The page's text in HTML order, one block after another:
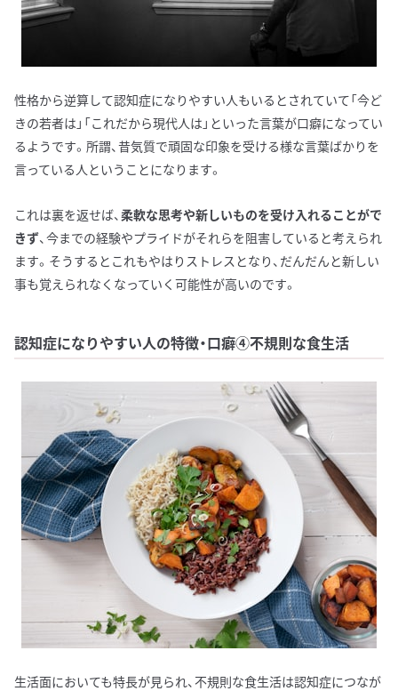
性格から逆算して認知症になりやすい人もいるとされていて「今ど
きの若者は」「これだから現代人は」といった言葉が口癖になってい
るようです。所謂、昔気質で頑固な印象を受ける様な言葉ばかりを
言っている人ということになります。
これは裏を返せば、 柔軟な思考や新しいものを受け入れることがで
きず、今までの経験やプライドがそれらを阻害していると考えられ
ます。そうするとこれもやはりストレスとなり、だんだんと新しい
事も覚えられなくなっていく可能性が高いのです。
認知症になりやすい人の特徴・口癖④不規則な食生活
生活面においても特長が見られ、不規則な食生活は認知症につなが